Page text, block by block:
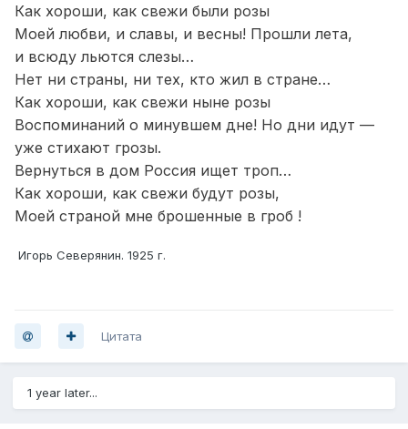
Как хороши, как свежи были розы
Моей любви, и славы, и весны! Прошли лета,
и всюду льются слезы…
Нет ни страны, ни тех, кто жил в стране…
Как хороши, как свежи ныне розы
Воспоминаний о минувшем дне! Но дни идут —
уже стихают грозы.
Вернуться в дом Россия ищет троп…
Как хороши, как свежи будут розы,
Моей страной мне брошенные в гроб !
Игорь Северянин. 1925 г.
Цитата
1 year later...